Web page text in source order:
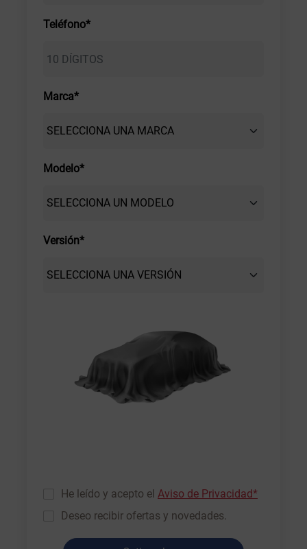
Teléfono*
Marca*
Modelo*
Versión*
He leído y acepto el Aviso de Privacidad*
Deseo recibir ofertas y novedades.